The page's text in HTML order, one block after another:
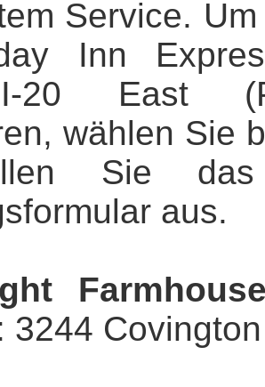
Service.
Inn
I-20 East
wählen Sie
Sie das
aus.
3244